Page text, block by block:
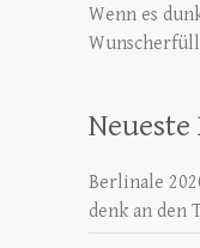
Wenn es
Neueste
Berlinale
denk an den